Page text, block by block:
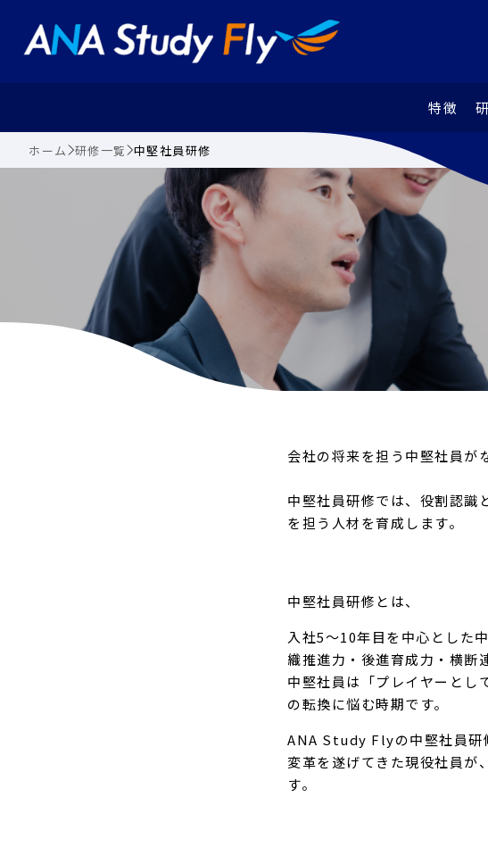
特徴
ホーム 研修一覧 中堅社員研修
会社の将来を担う中堅社員が
中堅社員研修では、役割認識
を担う人材を育成します。
中堅社員研修とは、
入社5〜10年目を中心とした
織推進力・後進育成力・横断
中堅社員は「プレイヤーとし
の転換に悩む時期です。
ANA Study Flyの中堅社員研
変革を遂げてきた現役社員が
す。